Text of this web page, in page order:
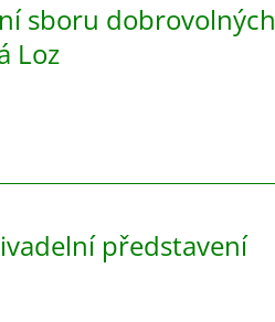
sboru dobrovolných
Loz
představení